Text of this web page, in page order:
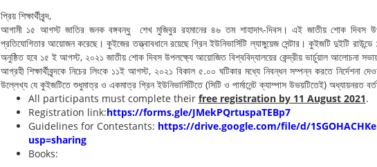
প্রিয় শিক্ষার্থীবৃন্দ,
আগামী ১৫ আগস্ট জাতির জনক বঙ্গবন্ধু শেখ মুজিবুর রহমানের ৪৬ তম শাহাদাৎ-দিবস। এই জাতীয় শোক দিবস
প্রতিযোগিতার আয়োজন করেছে। কুইজের তত্ত্বাবধানে রয়েছে গ্রিন ইউনিভার্সিটি ল্যাঙ্গুয়েজ সেন্টার। কুইজটি দুইটি
অনুষ্ঠিত হবে ১৫ ই আগস্ট, ২০২১ জাতীয় শোক দিবস উপলক্ষ্যে আয়োজিত বিশ্ববিদ্যালয়ের কেন্দ্রীয় ভার্চুয়াল আলোচনা
আগ্রহী শিক্ষার্থীবৃন্দকে নিচের লিংকে ১১ই আগস্ট, ২০২১ বিকাল ৫.০০ ঘটিকার মধ্যে নিবন্ধন সম্পন্ন করতে নির্দেশনা
উল্লেখ্য যে কুইজটিতে শুধুমাত্র ও একমাত্র গ্রিন ইউনিভার্সিটিতে (সিটি ও পার্মানেন্ট ক্যাম্পাস উভয়টিতেই) অধ্যায়নরত
All participants must complete their free registration by 11 August 2021.
Registration link:https://forms.gle/JMekPQrtuspaTEBp7
Guidelines for Contestants: https://drive.google.com/file/d/
usp=sharing
Books: